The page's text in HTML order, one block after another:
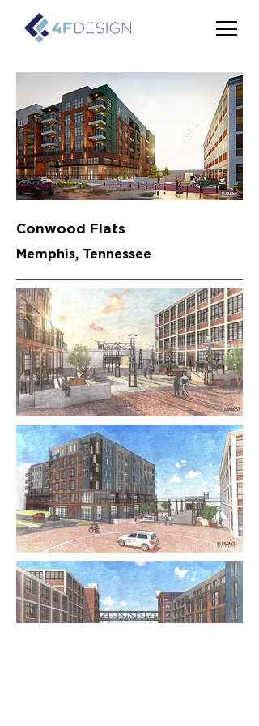
Conwood Flats
Memphis, Tennessee